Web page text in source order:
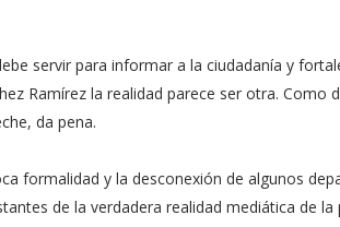
servir para informar a la ciudadanía y
Ramírez la realidad parece ser otra.
da pena.
formalidad y la desconexión de algunos
de la verdadera realidad mediática de